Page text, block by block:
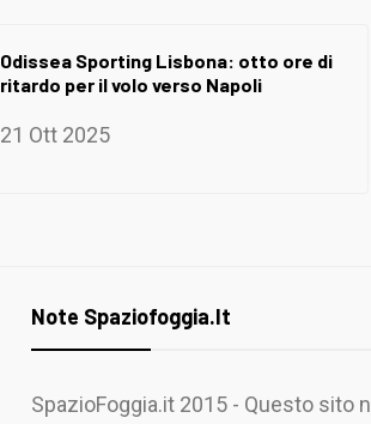
Odissea Sporting Lisbona: otto ore di
ritardo per il volo verso Napoli
21 Ott 2025
Note Spaziofoggia.it
SpazioFoggia.it 2015 - Questo sito